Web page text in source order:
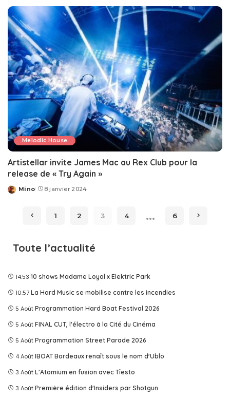
Melodic House
Artistellar invite James Mac au Rex Club pour la
release de « Try Again »
Posted
Mino 8 janvier 2024
1 2 3 4 … 6
Toute l’actualité
14:53 10 shows Madame Loyal x Elektric Park
10:57 La Hard Music se mobilise contre les incendies
5 Août Programmation Hard Boat Festival 2026
5 Août FINAL CUT, l'électro à la Cité du Cinéma
5 Août Programmation Street Parade 2026
4 Août IBOAT Bordeaux renaît sous le nom d'Ublo
3 Août L’Atomium en fusion avec Tîesto
3 Août Première édition d'Insiders par Shotgun